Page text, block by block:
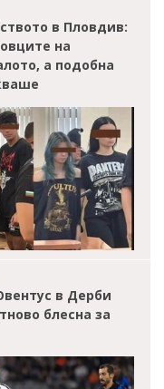
в Пловдив:
на
а подобна
в Дерби
блесна за